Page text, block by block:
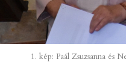
1. kép: Paál Zsuzsanna és